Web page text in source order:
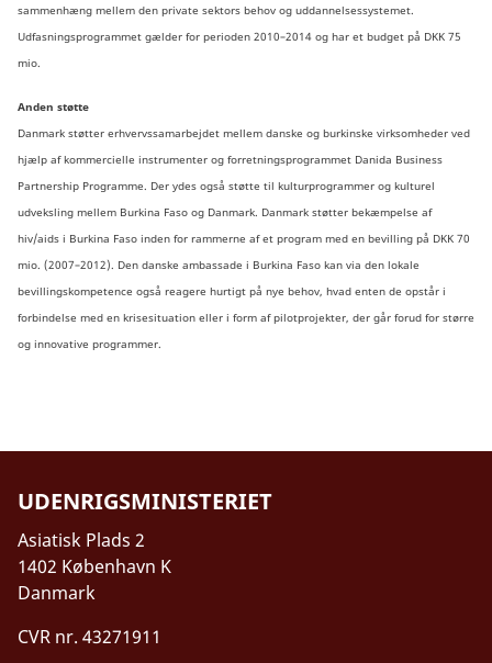
sammenhæng mellem den private sektors behov og uddannelsessystemet.
Udfasningsprogrammet gælder for perioden 2010–2014 og har et budget på DKK 75
mio.
Anden støtte
Danmark støtter erhvervssamarbejdet mellem danske og burkinske virksomheder ved
hjælp af kommercielle instrumenter og forretningsprogrammet Danida Business
Partnership Programme. Der ydes også støtte til kulturprogrammer og kulturel
udveksling mellem Burkina Faso og Danmark. Danmark støtter bekæmpelse af
hiv/aids i Burkina Faso inden for rammerne af et program med en bevilling på DKK 70
mio. (2007–2012). Den danske ambassade i Burkina Faso kan via den lokale
bevillingskompetence også reagere hurtigt på nye behov, hvad enten de opstår i
forbindelse med en krisesituation eller i form af pilotprojekter, der går forud for større
og innovative programmer.
UDENRIGSMINISTERIET
Asiatisk Plads 2
1402 København K
Danmark
CVR nr. 43271911